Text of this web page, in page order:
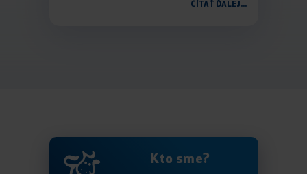
ČÍTAŤ ĎALEJ...
Kto sme?